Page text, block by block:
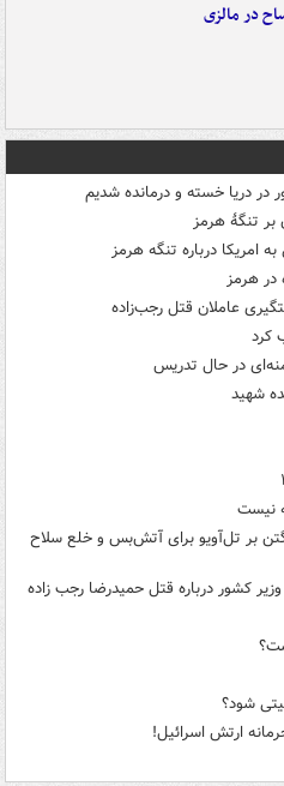
در مالزی
تنگۀ هرمز
امریکا درباره تنگه هرمز
هرمز
عاملان قتل رجب‌زاده
کرد
در حال تدریس
شهید
نیست
بر تل‌آویو برای آتش‌بس و خلع سلاح
کشور درباره قتل حمیدرضا رجب زاده
شود؟
ارتش اسرائیل!